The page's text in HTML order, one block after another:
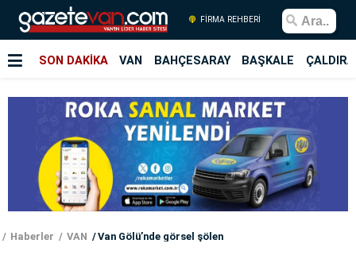
FİRMA REHBERİ
SON DAKİKA VAN BAHÇESARAY BAŞKALE
Haberler VAN Van Gölü’nde görsel şölen